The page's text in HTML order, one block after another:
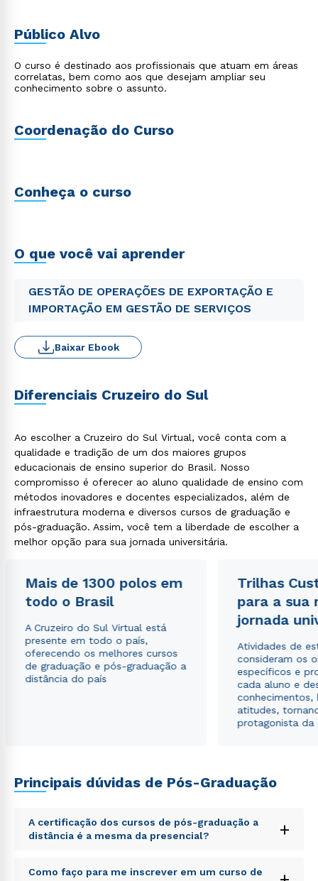
Público Alvo
O curso é destinado aos profissionais que atuam em áreas
correlatas, bem como aos que desejam ampliar seu
conhecimento sobre o assunto.
Coordenação do Curso
Conheça o curso
O que você vai aprender
GESTÃO DE OPERAÇÕES DE EXPORTAÇÃO E
IMPORTAÇÃO EM GESTÃO DE SERVIÇOS
Baixar Ebook
Diferenciais Cruzeiro do Sul
Ao escolher a Cruzeiro do Sul Virtual, você conta com a
qualidade e tradição de um dos maiores grupos
educacionais de ensino superior do Brasil. Nosso
compromisso é oferecer ao aluno qualidade de ensino com
métodos inovadores e docentes especializados, além de
infraestrutura moderna e diversos cursos de graduação e
pós-graduação. Assim, você tem a liberdade de escolher a
melhor opção para sua jornada universitária.
Mais de 1300 polos em
todo o Brasil
A Cruzeiro do Sul Virtual está
presente em todo o país,
oferecendo os melhores cursos
de graduação e pós-graduação a
distância do país
Trilhas
para a sua
jornada
Atividades de
consideram os
específicos e
cada aluno e
conhecimentos,
atitudes,
protagonista da
Principais dúvidas de Pós-Graduação
A certificação dos cursos de pós-graduação a
distância é a mesma da presencial?
+
Sed ut perspiciatis unde omnis iste natus error sit
Como faço para me inscrever em um curso de